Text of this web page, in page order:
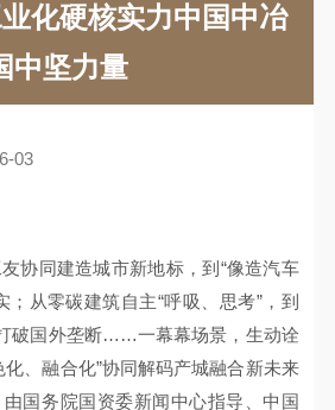
化硬核实力中国中冶
中坚力量
03
同建造城市新地标，到“像造汽车
；从零碳建筑自主“呼吸、思考”，到
破国外垄断……一幕幕场景，生动诠
化、融合化”协同解码产城融合新未来
国务院国资委新闻中心指导、中国